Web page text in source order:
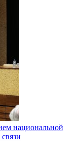
национальной